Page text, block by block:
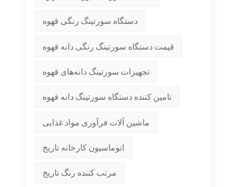
دستگاه سورتینگ رنگی قهوه
قیمت دستگاه سورتینگ رنگی دانه قهوه
تجهیزات سورتینگ دانه‌های قهوه
تامین کننده دستگاه سورتینگ دانه قهوه
ماشین آلات فرآوری مواد غذایی
اتوماسیون کارخانه تاریخ
مرتب کننده رنگ تاریخ